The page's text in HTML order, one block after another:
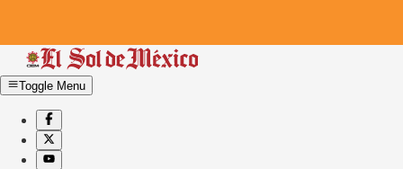
Toggle Menu